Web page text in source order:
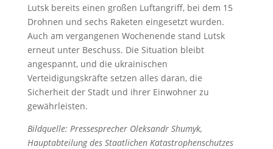
Lutsk bereits einen großen Luftangriff, bei dem 15
Drohnen und sechs Raketen eingesetzt wurden.
Auch am vergangenen Wochenende stand Lutsk
erneut unter Beschuss. Die Situation bleibt
angespannt, und die ukrainischen
Verteidigungskräfte setzen alles daran, die
Sicherheit der Stadt und ihrer Einwohner zu
gewährleisten.
Bildquelle: Pressesprecher Oleksandr Shumyk,
Hauptabteilung des Staatlichen Katastrophenschutzes